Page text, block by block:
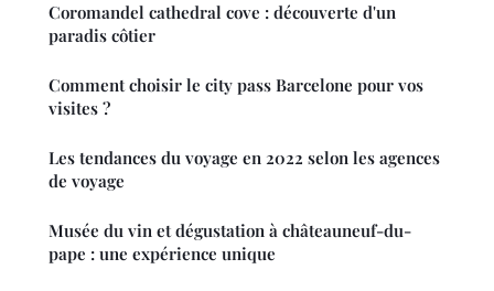
Coromandel cathedral cove : découverte d'un
paradis côtier
Comment choisir le city pass Barcelone pour vos
visites ?
Les tendances du voyage en 2022 selon les agences
de voyage
Musée du vin et dégustation à châteauneuf-du-
pape : une expérience unique